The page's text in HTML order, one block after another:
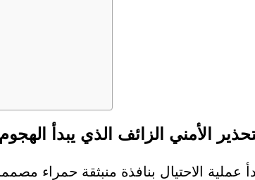
الأمني الزائف الذي يبدأ الهجوم
عملية الاحتيال بنافذة منبثقة حمراء